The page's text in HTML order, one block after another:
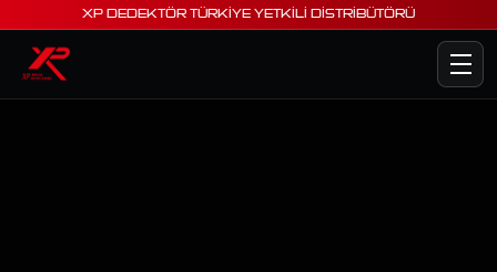
XP DEDEKTÖR TÜRKİYE YETKİLİ DİSTRİBÜTÖRÜ